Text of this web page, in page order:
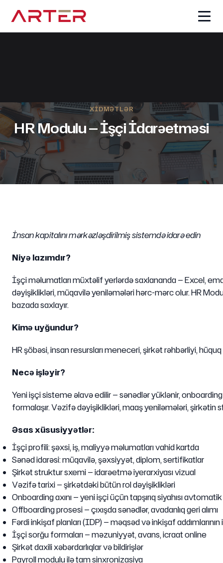
XIDMƏTLƏR
HR Modulu — İşçi İdarəetməsi
İnsan kapitalını mərkəzləşdirilmiş sistemdə idarə edin
Niyə lazımdır?
İşçi məlumatları müxtəlif yerlərdə saxlananda — Excel,
dəyişiklikləri, müqavilə yeniləmələri hərc-mərc olur. HR
bazada saxlayır.
Kimə uyğundur?
HR şöbəsi, insan resursları meneceri, şirkət rəhbərliyi,
Necə işləyir?
Yeni işçi sisteme əlavə edilir — sənədlər yüklənir,
formalaşır. Vəzifə dəyişiklikləri, maaş yeniləmələri, şirkətin
Əsas xüsusiyyətlər:
İşçi profili: şəxsi, iş, maliyyə məlumatları vahid kartda
Sənəd idarəsi: müqavilə, şəxsiyyət, diplom, sertifikatlar
Şirkət struktur sxemi — idarəetmə iyerarxiyası vizual
Vəzifə tarixi — şirkətdəki bütün rol dəyişiklikləri
Onboarding axını — yeni işçi üçün tapşırıq siyahısı avtomatik
Offboarding prosesi — çıxışda sənədlər, avadanlıq geri alımı
Fərdi inkişaf planları (IDP) — məqsəd və inkişaf
İşçi sorğu formaları — məzuniyyət, avans, icraat online
Şirkət daxili xəbərdarlıqlar və bildirişlər
Payroll modulu ilə tam sinxronizasiya